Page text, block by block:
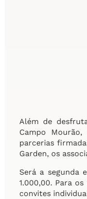
Além de
Campo
parcerias
Garden, os
Será a segunda
1.000,00. Para
convites